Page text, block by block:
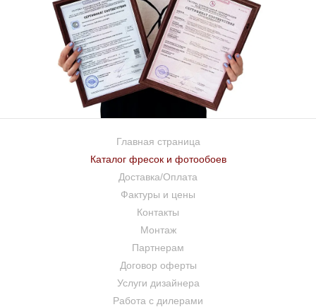
Главная страница
Каталог фресок и фотообоев
Доставка/Оплата
Фактуры и цены
Контакты
Монтаж
Партнерам
Договор оферты
Услуги дизайнера
Работа с дилерами